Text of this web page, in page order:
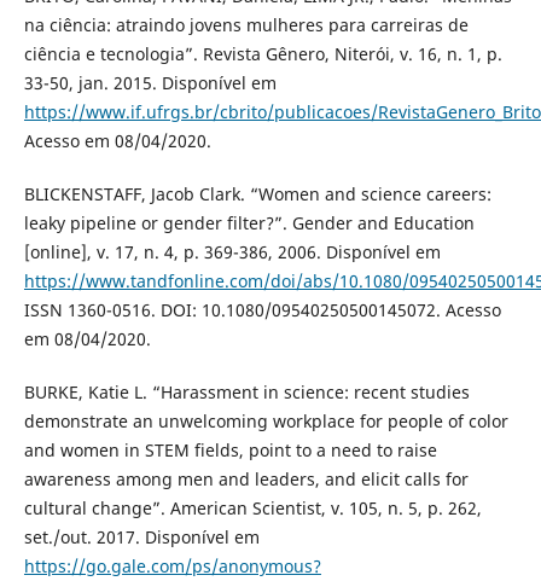
na ciência: atraindo jovens mulheres para carreiras de
ciência e tecnologia”. Revista Gênero, Niterói, v. 16, n. 1, p.
33-50, jan. 2015. Disponível em
https://www.if.ufrgs.br/cbrito/publicacoes/
Acesso em 08/04/2020.
BLICKENSTAFF, Jacob Clark. “Women and science careers:
leaky pipeline or gender filter?”. Gender and Education
[online], v. 17, n. 4, p. 369-386, 2006. Disponível em
https://www.tandfonline.com/doi/abs/10.1080/
ISSN 1360-0516. DOI: 10.1080/09540250500145072. Acesso
em 08/04/2020.
BURKE, Katie L. “Harassment in science: recent studies
demonstrate an unwelcoming workplace for people of color
and women in STEM fields, point to a need to raise
awareness among men and leaders, and elicit calls for
cultural change”. American Scientist, v. 105, n. 5, p. 262,
set./out. 2017. Disponível em
https://go.gale.com/ps/anonymous?